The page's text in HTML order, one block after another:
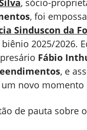
, sócio-
, foi
Sinduscon da
2025/2026.
Fábio
, e
novo momento
de pauta sobre